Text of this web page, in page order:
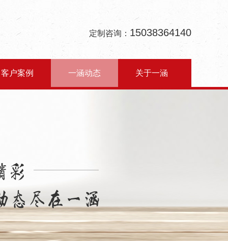
定制咨询： 15038364140
客户案例 一涵动态 关于一涵